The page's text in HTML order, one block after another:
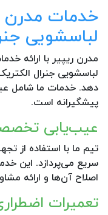
خدمات مدرن
لباسشویی
مدرن ریپیر با ارائه
لباسشویی جنرال
دهد. خدمات ما شامل
پیشگیرانه است.
عیب‌یابی
تیم ما با استفاده از
سریع می‌پردازد. این
اصلاح آن‌ها و ارائه
تعمیرات